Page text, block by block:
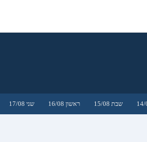
שבת 15/08 ראשון 16/08 שני 17/08